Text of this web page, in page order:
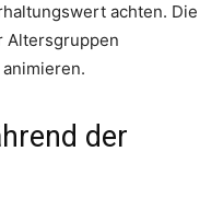
achten. Die
Altersgruppen
der